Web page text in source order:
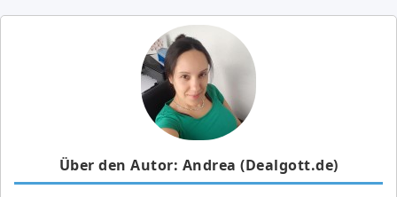
Über den Autor: Andrea (Dealgott.de)